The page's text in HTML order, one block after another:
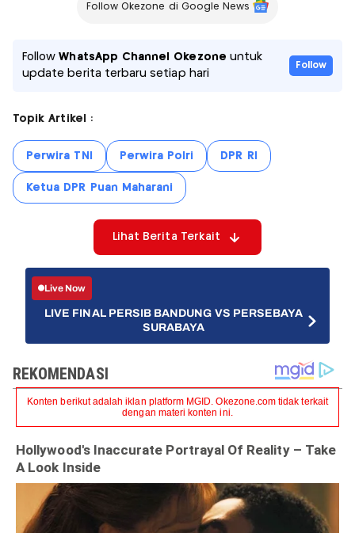
Follow Okezone di Google News
FollowWhatsApp Channel Okezone untuk
update berita terbaru setiap hari
Follow
Topik Artikel :
Perwira TNI Perwira Polri DPR RI
Ketua DPR Puan Maharani
Lihat Berita Terkait
Live Now
LIVE FINAL PERSIB BANDUNG VS PERSEBAYA
SURABAYA